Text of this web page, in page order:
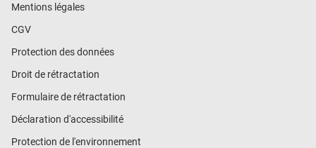
Mentions légales
CGV
Protection des données
Droit de rétractation
Formulaire de rétractation
Déclaration d'accessibilité
Protection de l'environnement